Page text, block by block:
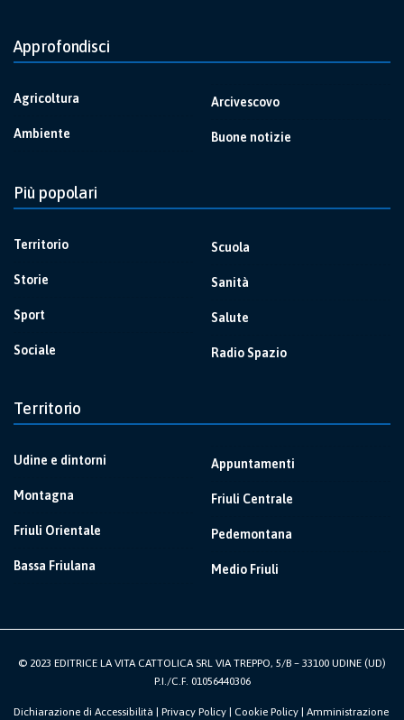
Approfondisci
Agricoltura
Ambiente
Arcivescovo
Buone notizie
Più popolari
Territorio
Storie
Sport
Sociale
Scuola
Sanità
Salute
Radio Spazio
Territorio
Udine e dintorni
Montagna
Friuli Orientale
Bassa Friulana
Appuntamenti
Friuli Centrale
Pedemontana
Medio Friuli
© 2023 EDITRICE LA VITA CATTOLICA SRL VIA TREPPO, 5/B – 33100 UDINE (UD)
P.I./C.F. 01056440306
Dichiarazione di Accessibilità | Privacy Policy | Cookie Policy | Amministrazione